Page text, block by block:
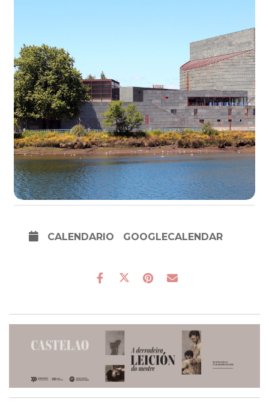
CALENDARIO GOOGLECALENDAR